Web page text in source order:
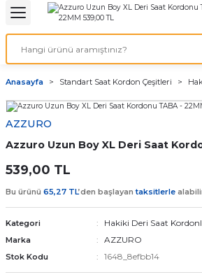
Geri Dön
& ELEKTİRİK
Geri Dön
ve Cihaz Pilleri
ÇEŞİTLERİ
Geri Dön
Geri Dön
Kordon Çeşitleri
Kordonları
saat kordonu
Kordonları
Anasayfa Standart Saat Kordon Çeşitleri
AZZURO
Azzuro Uzun Boy XL Deri Saat
539,00 TL
Bu ürünü 65,27 TL’den başlayantaksitlerle
Kategori Hakiki Deri Saat
Marka AZZURO
Stok Kodu 1648_8efbb14